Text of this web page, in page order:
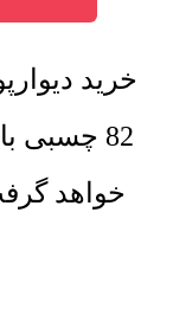
خرید
82
خواهد